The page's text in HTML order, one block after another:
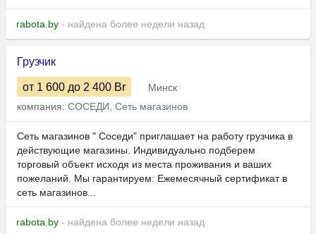
rabota.by - найдена более недели назад
Грузчик
от 1 600 до 2 400 Br
Минск
компания: СОСЕДИ, Сеть магазинов
Сеть магазинов " Соседи" приглашает на работу грузчика в
действующие магазины. Индивидуально подберем
торговый объект исходя из места проживания и ваших
пожеланий. Мы гарантируем: Ежемесячный сертификат в
сеть магазинов...
rabota.by - найдена более недели назад